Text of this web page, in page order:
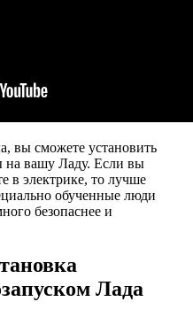
вы сможете установить
на вашу Ладу. Если вы
в электрике, то лучше
обученные люди
безопаснее и
Лада